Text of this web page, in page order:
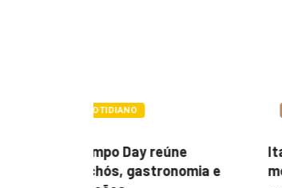
POLÍTICA
Itamar cobra prazo para
melhorias estruturais em...